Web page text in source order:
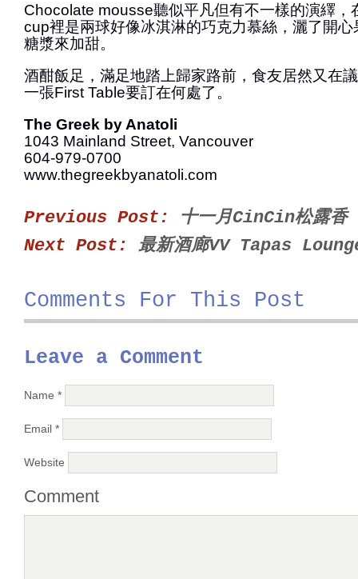
Chocolate mousse聽似平凡但有不一樣的演繹，
cup裡是兩球好像冰淇淋的巧克力慕絲，灑了開
糖漿來加甜。
酒酣飯足，滿足地踏上歸家路前，食友居然又在
一張First Table要訂在何處了。
The Greek by Anatoli
1043 Mainland Street, Vancouver
604-979-0700
www.thegreekbyanatoli.com
Previous Post: 十一月CinCin松露香
Next Post: 最新酒廊VV Tapas
Comments For This Post
Leave a Comment
Name *
Email *
Website
Comment